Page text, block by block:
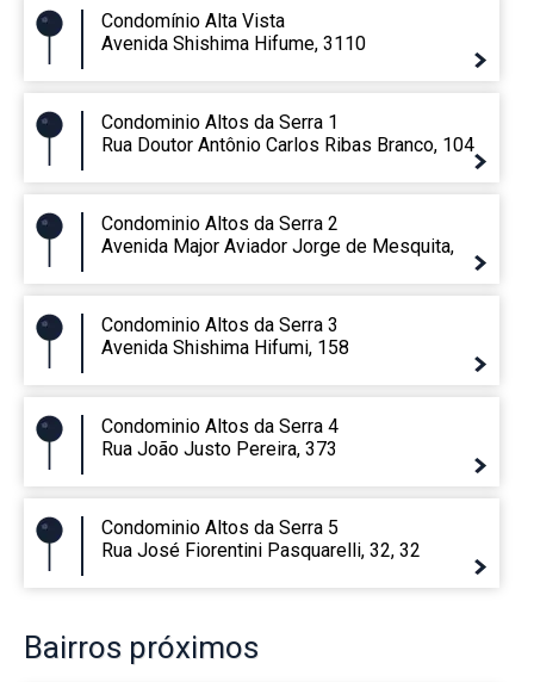
Condomínio Alta Vista
Avenida Shishima Hifume, 3110
Condominio Altos da Serra 1
Rua Doutor Antônio Carlos Ribas Branco, 104
Condominio Altos da Serra 2
Avenida Major Aviador Jorge de Mesquita,
Condominio Altos da Serra 3
Avenida Shishima Hifumi, 158
Condominio Altos da Serra 4
Rua João Justo Pereira, 373
Condominio Altos da Serra 5
Rua José Fiorentini Pasquarelli, 32, 32
Bairros próximos